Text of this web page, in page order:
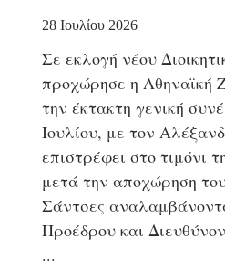
28 Ιουλίου 2026
Σε εκλογή νέου
προχώρησε η Αθηναϊκή
την έκτακτη γενική
Ιουλίου, με τον
επιστρέφει στο τιμόνι
μετά την αποχώρηση
Σάντσες
Προέδρου και